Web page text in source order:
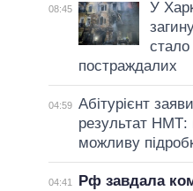
08:45
У
стало
постраждалих
04:59 Абітурієнт
результат НМТ:
можливу
04:41
Рф завдала